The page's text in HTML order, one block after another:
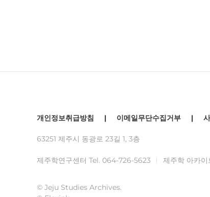
개인정보취급방침 | 이메일무단수집거부 |
63251 제주시 동광로 23길 1, 3층
제주학연구센터 Tel. 064-726-5623 제주학 아카이
© Jeju Studies Archives.